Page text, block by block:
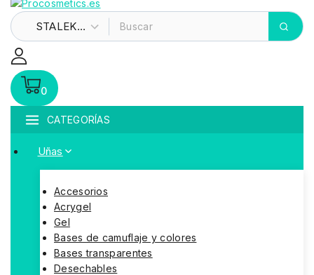
0
CATEGORÍAS
Uñas
Accesorios
Acrygel
Gel
Bases de camuflaje y colores
Bases transparentes
Desechables